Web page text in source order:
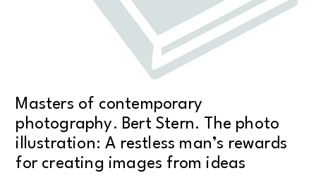
Masters of contemporary
photography. Bert Stern. The photo
illustration: A restless man’s rewards
for creating images from ideas